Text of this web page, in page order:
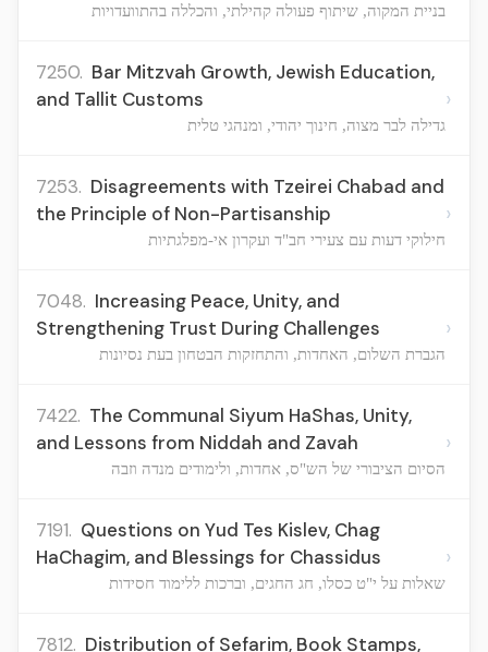
בניית המקוה, שיתוף פעולה קהילתי, והכללה בהתוועדויות
7250. Bar Mitzvah Growth, Jewish Education,
and Tallit Customs
גדילה לבר מצוה, חינוך יהודי, ומנהגי טלית
›
7253. Disagreements with Tzeirei Chabad and
the Principle of Non-Partisanship
חילוקי דעות עם צעירי חב"ד ועקרון אי-מפלגתיות
›
7048. Increasing Peace, Unity, and
Strengthening Trust During Challenges
הגברת השלום, האחדות, והתחזקות הבטחון בעת נסיונות
›
7422. The Communal Siyum HaShas, Unity,
and Lessons from Niddah and Zavah
הסיום הציבורי של הש"ס, אחדות, ולימודים מנדה וזבה
›
7191. Questions on Yud Tes Kislev, Chag
HaChagim, and Blessings for Chassidus
שאלות על י"ט כסלו, חג החגים, וברכות ללימוד חסידות
›
7812. Distribution of Sefarim, Book Stamps,